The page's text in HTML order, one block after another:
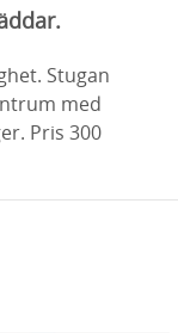
Stugan
med
Pris 300